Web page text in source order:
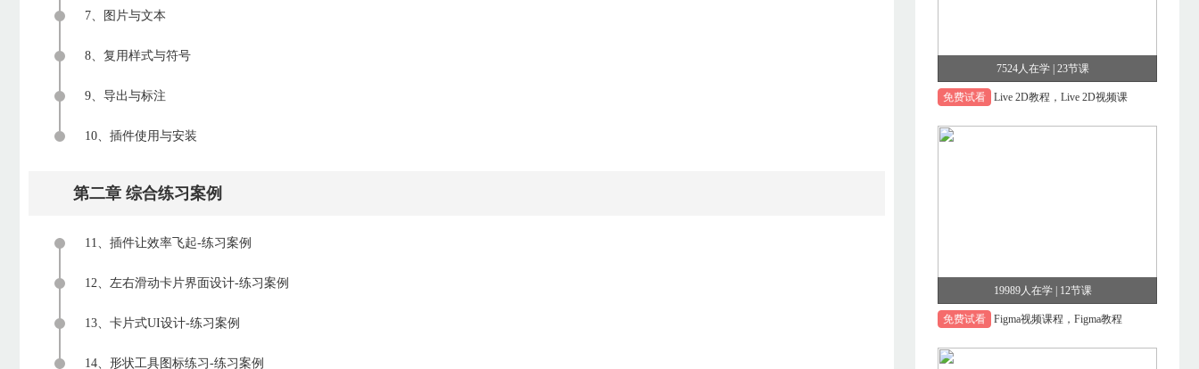
7、图片与文本
8、复用样式与符号
9、导出与标注
10、插件使用与安装
第二章 综合练习案例
11、插件让效率飞起-练习案例
12、左右滑动卡片界面设计-练习案例
13、卡片式UI设计-练习案例
14、形状工具图标练习-练习案例
7524人在学 | 23节课
免费试看 Live 2D教程，Live 2D视频课
19989人在学 | 12节课
免费试看 Figma视频课程，Figma教程